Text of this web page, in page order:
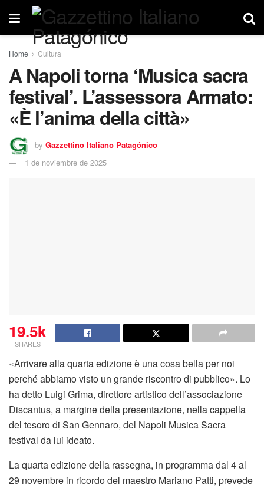
Home Cultura
A Napoli torna ‘Musica sacra
festival’. L’assessora Armato:
«È l’anima della città»
by Gazzettino Italiano Patagónico
1 de noviembre de 2025
19.5k
SHARES
«Arrivare alla quarta edizione è una cosa bella per noi
perché abbiamo visto un grande riscontro di pubblico». Lo
ha detto Luigi Grima, direttore artistico dell’associazione
Discantus, a margine della presentazione, nella cappella
del tesoro di San Gennaro, del Napoli Musica Sacra
festival da lui ideato.
La quarta edizione della rassegna, in programma dal 4 al
29 novembre in ricordo del maestro Mariano Patti, prevede